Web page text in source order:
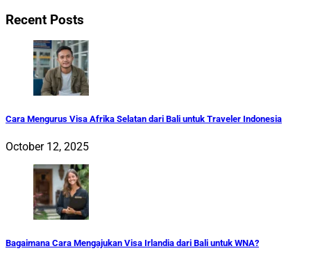
Recent Posts
Cara Mengurus Visa Afrika Selatan dari Bali untuk Traveler Indonesia
October 12, 2025
Bagaimana Cara Mengajukan Visa Irlandia dari Bali untuk WNA?